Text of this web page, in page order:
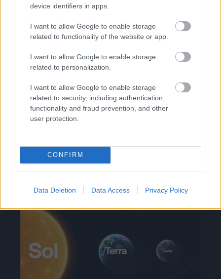
device identifiers in apps.
I want to allow Google to enable storage
related to functionality of the website or app.
I want to allow Google to enable storage
related to personalization.
I want to allow Google to enable storage
related to security, including authentication
functionality and fraud prevention, and other
user protection.
CONFIRM
Data Deletion Data Access Privacy Policy
Δεκαπενταύγουστος 2026: Πόσο αυξάνεται το